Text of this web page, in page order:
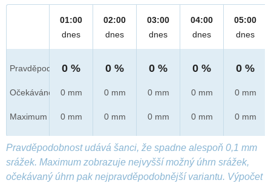
Pravděpod.
Očekáváno
Maximum
01:00
dnes
0 %
0 mm
0 mm
02:00
dnes
0 %
0 mm
0 mm
03:00
dnes
0 %
0 mm
0 mm
04:00
dnes
0 %
0 mm
0 mm
05:00
dnes
0 %
0 mm
0 mm
Pravděpodobnost udává šanci, že spadne alespoň 0,1 mm
srážek. Maximum zobrazuje nejvyšší možný úhrn srážek,
očekávaný úhrn pak nejpravděpodobnější variantu. Výpočet